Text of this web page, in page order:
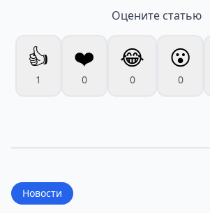
Оцените статью
👍
1
❤️
0
😂
0
😮
0
Новости